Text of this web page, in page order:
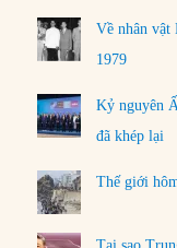
Về nhân vật
1979
Kỷ nguyên
đã khép lại
Thế giới